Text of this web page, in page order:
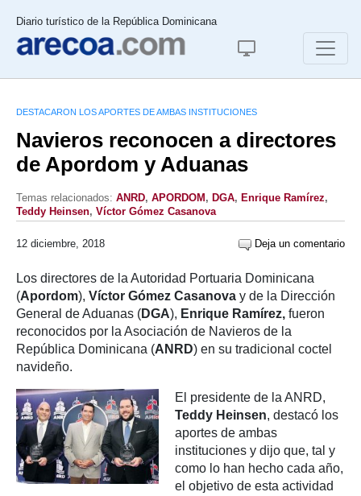
Diario turístico de la República Dominicana
DESTACARON LOS APORTES DE AMBAS INSTITUCIONES
Navieros reconocen a directores
de Apordom y Aduanas
Temas relacionados: ANRD, APORDOM , DGA, Enrique Ramírez,
Teddy Heinsen, Víctor Gómez Casanova
12 diciembre, 2018 Deja un comentario
Los directores de la Autoridad Portuaria Dominicana
(Apordom), Víctor Gómez Casanova y de la Dirección
General de Aduanas (DGA), Enrique Ramírez, fueron
reconocidos por la Asociación de Navieros de la
República Dominicana (ANRD) en su tradicional coctel
navideño.
El presidente de la ANRD,
Teddy Heinsen, destacó los
aportes de ambas
instituciones y dijo que, tal y
como lo han hecho cada año,
el objetivo de esta actividad